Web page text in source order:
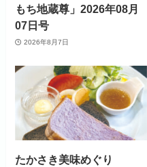
もち地蔵尊」2026年08月
07日号
2026年8月7日
たかさき美味めぐり